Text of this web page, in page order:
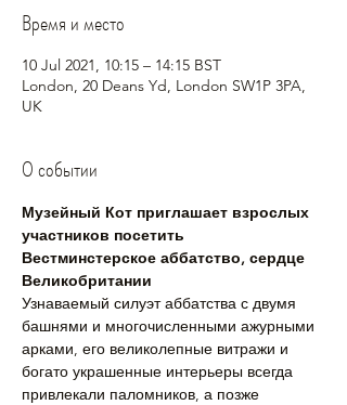
Время и место
10 Jul 2021, 10:15 – 14:15 BST
London, 20 Deans Yd, London SW1P 3PA,
UK
О событии
Музейный Кот приглашает взрослых
участников посетить
Вестминстерское аббатство, сердце
Великобритании
Узнаваемый силуэт аббатства с двумя
башнями и многочисленными ажурными
арками, его великолепные витражи и
богато украшенные интерьеры всегда
привлекали паломников, а позже